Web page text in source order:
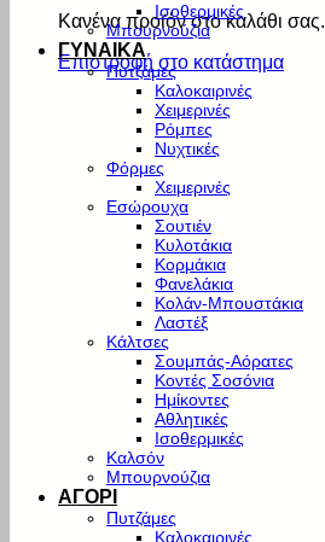
Κανένα προϊόν στο καλάθι σας.
Επιστροφή στο κατάστημα
Ισοθερμικές
Μπουρνούζια
ΓΥΝΑΙΚΑ
Πυτζάμες
Καλοκαιρινές
Χειμερινές
Ρόμπες
Νυχτικές
Φόρμες
Χειμερινές
Εσώρουχα
Σουτιέν
Κυλοτάκια
Κορμάκια
Φανελάκια
Κολάν-Μπουστάκια
Λαστέξ
Κάλτσες
Σουμπάς-Αόρατες
Κοντές Σοσόνια
Ημίκοντες
Αθλητικές
Ισοθερμικές
Καλσόν
Μπουρνούζια
ΑΓΟΡΙ
Πυτζάμες
Καλοκαιρινές